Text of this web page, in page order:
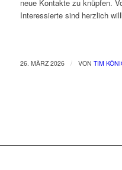
neue Kontakte zu knüpfen.
Interessierte sind herzlich
26. MÄRZ 2026 / VON TIM